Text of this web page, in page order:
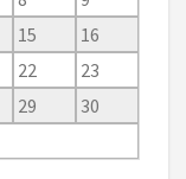
15
16
22
23
29
30